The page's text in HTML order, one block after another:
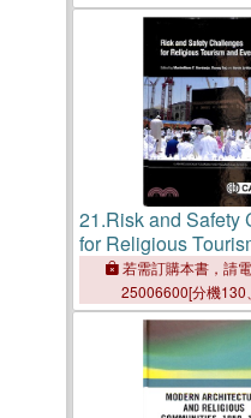
21.Risk and Safety
for Religious
Events若需訂購本書，請
25006600[分機130